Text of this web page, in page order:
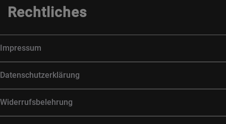
Rechtliches
Impressum
Datenschutzerklärung
Widerrufsbelehrung